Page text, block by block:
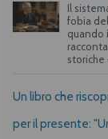
Il
fobia
quando
storiche
Un libro che
per il presente: